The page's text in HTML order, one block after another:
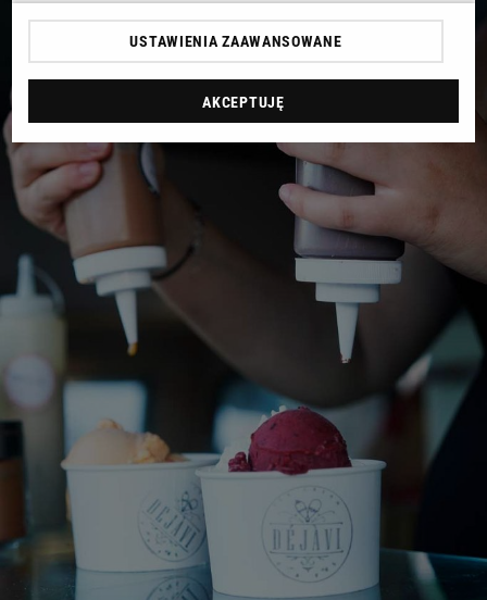
RADOM
RYBNIK
TORUŃ
TRÓJMIASTO
WAŁBRZYCH
WARSZAWA
WIDEO
FORUM
USTAWIENIA ZAAWANSOWANE
AKCEPTUJĘ